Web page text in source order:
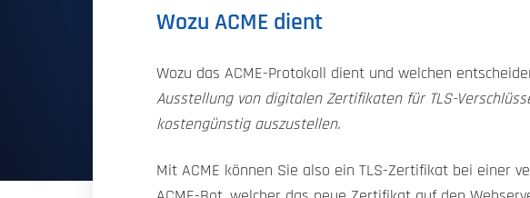
Wozu ACME dient
Wozu das ACME-Protokoll dient und welchen
Ausstellung von digitalen Zertifikaten für TLS-
kostengünstig auszustellen.
Mit ACME können Sie also ein TLS-Zertifikat bei einer